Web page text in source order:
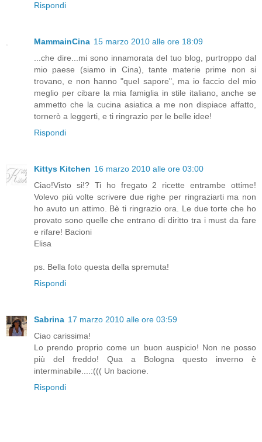
Rispondi
MammainCina 15 marzo 2010 alle ore 18:09
...che dire...mi sono innamorata del tuo blog, purtroppo dal
mio paese (siamo in Cina), tante materie prime non si
trovano, e non hanno "quel sapore", ma io faccio del mio
meglio per cibare la mia famiglia in stile italiano, anche se
ammetto che la cucina asiatica a me non dispiace affatto,
tornerò a leggerti, e ti ringrazio per le belle idee!
Rispondi
Kittys Kitchen 16 marzo 2010 alle ore 03:00
Ciao!Visto si!? Ti ho fregato 2 ricette entrambe ottime!
Volevo più volte scrivere due righe per ringraziarti ma non
ho avuto un attimo. Bè ti ringrazio ora. Le due torte che ho
provato sono quelle che entrano di diritto tra i must da fare
e rifare! Bacioni
Elisa
ps. Bella foto questa della spremuta!
Rispondi
Sabrina 17 marzo 2010 alle ore 03:59
Ciao carissima!
Lo prendo proprio come un buon auspicio! Non ne posso
più del freddo! Qua a Bologna questo inverno è
interminabile....:((( Un bacione.
Rispondi